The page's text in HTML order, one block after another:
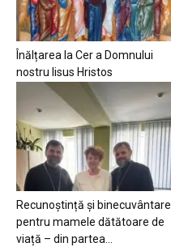
Înălțarea la Cer a Domnului
nostru Iisus Hristos
Recunoștință și binecuvântare
pentru mamele dătătoare de
viață – din partea...